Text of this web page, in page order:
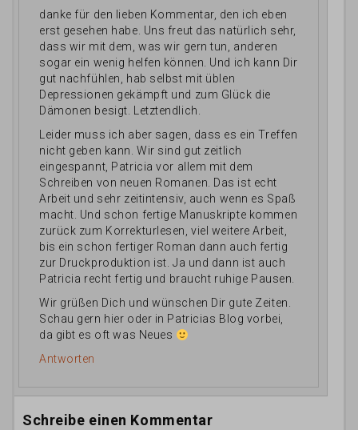
danke für den lieben Kommentar, den ich eben
erst gesehen habe. Uns freut das natürlich sehr,
dass wir mit dem, was wir gern tun, anderen
sogar ein wenig helfen können. Und ich kann Dir
gut nachfühlen, hab selbst mit üblen
Depressionen gekämpft und zum Glück die
Dämonen besigt. Letztendlich.
Leider muss ich aber sagen, dass es ein Treffen
nicht geben kann. Wir sind gut zeitlich
eingespannt, Patricia vor allem mit dem
Schreiben von neuen Romanen. Das ist echt
Arbeit und sehr zeitintensiv, auch wenn es Spaß
macht. Und schon fertige Manuskripte kommen
zurück zum Korrekturlesen, viel weitere Arbeit,
bis ein schon fertiger Roman dann auch fertig
zur Druckproduktion ist. Ja und dann ist auch
Patricia recht fertig und braucht ruhige Pausen.
Wir grüßen Dich und wünschen Dir gute Zeiten.
Schau gern hier oder in Patricias Blog vorbei,
da gibt es oft was Neues
Antworten
Schreibe einen Kommentar